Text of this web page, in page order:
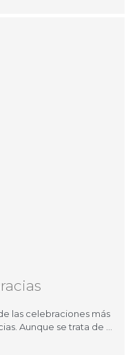
las celebraciones más
Aunque se trata de …